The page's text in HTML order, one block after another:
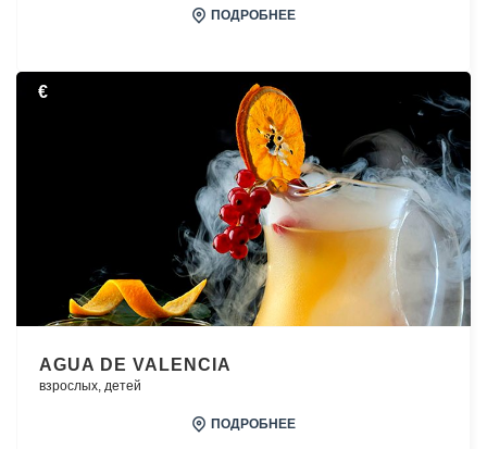
ПОДРОБНЕЕ
€
AGUA DE VALENCIA
взрослых, детей
ПОДРОБНЕЕ